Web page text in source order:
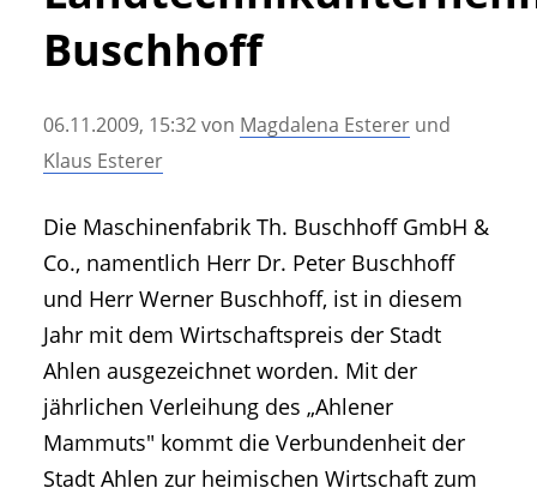
• Messen und Veranstaltungen
• Agritechnica Neuheiten Archiv
• Artikel nach Hersteller/Marke
Buschhoff
06.11.2009, 15:32von Magdalena Esterer und
Klaus Esterer
Die Maschinenfabrik Th. Buschhoff GmbH &
Co., namentlich Herr Dr. Peter Buschhoff
und Herr Werner Buschhoff, ist in diesem
Jahr mit dem Wirtschaftspreis der Stadt
Ahlen ausgezeichnet worden. Mit der
jährlichen Verleihung des „Ahlener
Mammuts" kommt die Verbundenheit der
Stadt Ahlen zur heimischen Wirtschaft zum